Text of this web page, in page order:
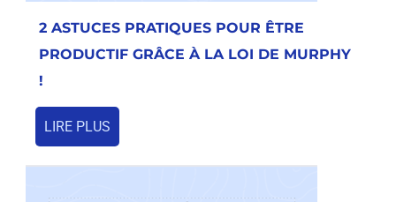
2 ASTUCES PRATIQUES POUR ÊTRE
PRODUCTIF GRÂCE À LA LOI DE MURPHY
!
LIRE PLUS